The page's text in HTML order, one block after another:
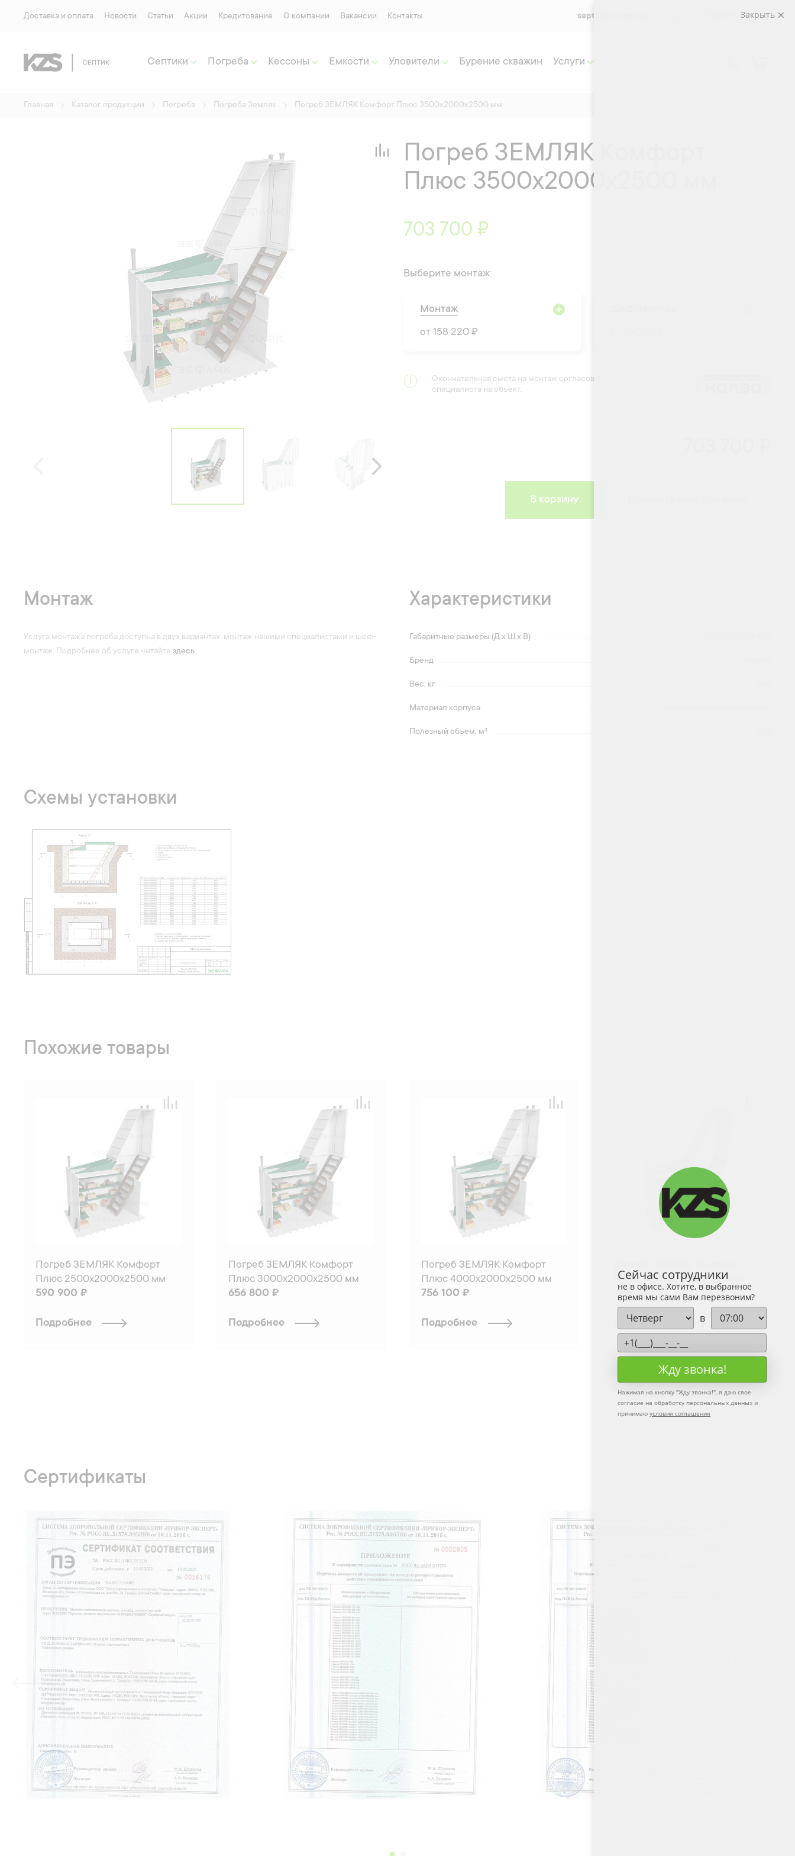
Доставка и оплата Новости Статьи Акции Кредитование О компании Вакансии Контакты septik@kzs.group +7 (495) 565 33 72
Септики Погреба Кессоны Емкости Уловители Бурение скважин Услуги
Главная Каталог продукции Погреба Погреба Земляк Погреб ЗЕМЛЯК Комфорт Плюс 3500x2000x2500 мм
Погреб ЗЕМЛЯК Комфорт
Плюс 3500x2000x2500 мм
703 700 ₽
Выберите монтаж:
Монтаж
от 158 220 ₽
Окончательная смета на монтаж согласовывается после выезда
специалиста на объект.
В корзину
Монтаж
Услуга монтажа погреба доступна в двух вариантах: монтаж нашими специалистами и шеф-
монтаж. Подробнее об услуге читайте здесь.
Характеристики
Габаритные размеры (Д х Ш х В)
Бренд
Вес, кг
Материал корпуса
Полезный объем, мᶟ
Схемы установки
Похожие товары
Погреб ЗЕМЛЯК Комфорт
Плюс 2500x2000x2500 мм
590 900 ₽
Подробнее
Погреб ЗЕМЛЯК Комфорт
Плюс 3000x2000x2500 мм
656 800 ₽
Подробнее
Погреб ЗЕМЛЯК Комфорт
Плюс 4000x2000x2500 мм
756 100 ₽
Подробнее
Плюс 4500x2000x2500 мм
799 300 ₽
Подробнее
Сертификаты
Закрыть
Сейчас сотрудники
не в офисе. Хотите, в выбранное
время мы сами Вам перезвоним?
в
Жду звонка!
Нажимая на кнопку "Жду звонка!", я даю свое
согласие на обработку персональных данных и
принимаю условия соглашения